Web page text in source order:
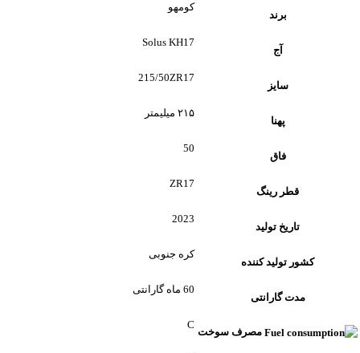
برند
کومهو
آج
Solus KH17
سایز
215/50ZR17
پهنا
۲۱۵ میلیمتر
فاق
50
قطر رینگ
ZR17
تاریخ تولید
2023
کشور تولید کننده
کره جنوبی
مدت گارانتی
60 ماه گارانتی
مصرف سوخت
C